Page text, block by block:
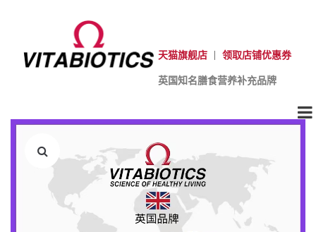
天猫旗舰店 领取店铺优惠券
英国知名膳食营养补充品牌